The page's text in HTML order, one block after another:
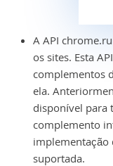
A API
os sites. Esta
complementos
ela.
disponível para
complemento
implementação
suportada.